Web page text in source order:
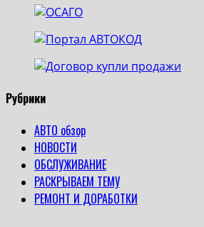
За
что
сейчас
наказывают
Рубрики
АВТО обзор
НОВОСТИ
ОБСЛУЖИВАНИЕ
РАСКРЫВАЕМ ТЕМУ
РЕМОНТ И ДОРАБОТКИ